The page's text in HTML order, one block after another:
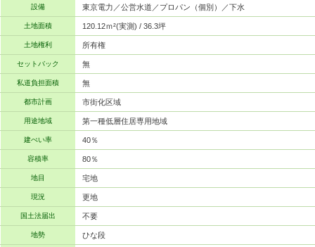
設備 東京電力／公営水道／プロパン（個別）／下水
土地面積 120.12ｍ²(実測) / 36.3坪
土地権利 所有権
セットバック 無
私道負担面積 無
都市計画 市街化区域
用途地域 第一種低層住居専用地域
建ぺい率 40％
容積率 80％
地目 宅地
現況 更地
国土法届出 不要
地勢 ひな段